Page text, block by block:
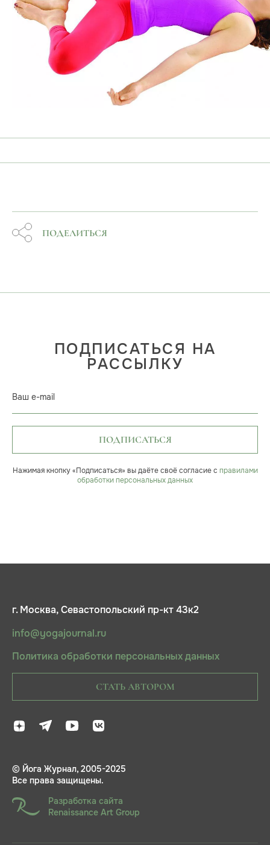
ПОДЕЛИТЬСЯ
ПОДПИСАТЬСЯ НА
РАССЫЛКУ
Ваш e-mail
ПОДПИСАТЬСЯ
Нажимая кнопку «Подписаться» вы даёте своё согласие с правилами
обработки персональных данных
г. Москва, Севастопольский пр-кт 43к2
info@yogajournal.ru
Политика обработки персональных данных
СТАТЬ АВТОРОМ
© Йога Журнал, 2005-2025
Все права защищены.
Разработка сайта
Renaissance Art Group